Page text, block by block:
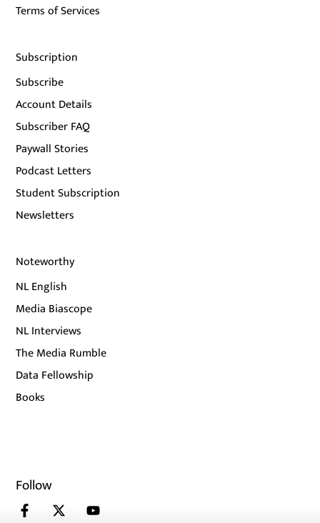
Terms of Services
Subscription
Subscribe
Account Details
Subscriber FAQ
Paywall Stories
Podcast Letters
Student Subscription
Newsletters
Noteworthy
NL English
Media Biascope
NL Interviews
The Media Rumble
Data Fellowship
Books
Follow